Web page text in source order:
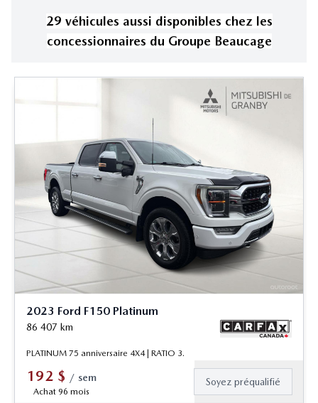
29 véhicules aussi disponibles chez les
concessionnaires du Groupe Beaucage
2023 Ford F150 Platinum
86 407 km
PLATINUM 75 anniversaire 4X4 | RATIO 3.
192 $ / sem
Achat 96 mois
Soyez préqualifié